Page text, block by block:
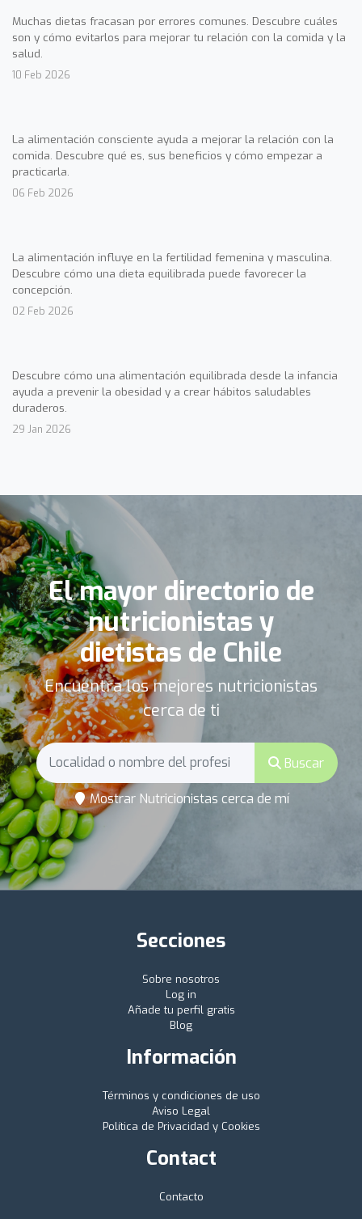
Muchas dietas fracasan por errores comunes. Descubre cuáles
son y cómo evitarlos para mejorar tu relación con la comida y la
salud.
10 Feb 2026
La alimentación consciente ayuda a mejorar la relación con la
comida. Descubre qué es, sus beneficios y cómo empezar a
practicarla.
06 Feb 2026
La alimentación influye en la fertilidad femenina y masculina.
Descubre cómo una dieta equilibrada puede favorecer la
concepción.
02 Feb 2026
Descubre cómo una alimentación equilibrada desde la infancia
ayuda a prevenir la obesidad y a crear hábitos saludables
duraderos.
29 Jan 2026
El mayor directorio de
nutricionistas y
dietistas de Chile
Encuentra los mejores nutricionistas
cerca de ti
Buscar
Mostrar Nutricionistas cerca de mí
Secciones
Sobre nosotros
Log in
Añade tu perfil gratis
Blog
Información
Términos y condiciones de uso
Aviso Legal
Política de Privacidad y Cookies
Contact
Contacto